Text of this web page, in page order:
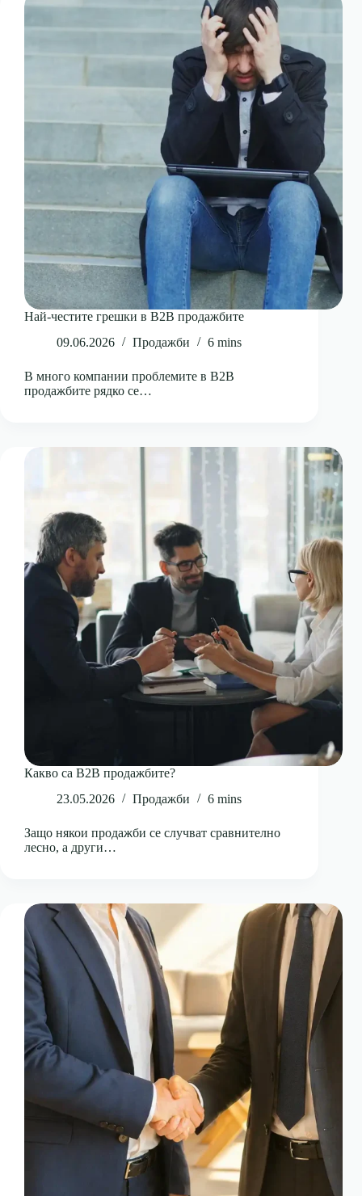
Най-честите грешки в B2B продажбите
09.06.2026
Продажби 6 mins
В много компании проблемите в B2B
продажбите рядко се…
Какво са B2B продажбите?
23.05.2026
Продажби 6 mins
Защо някои продажби се случват сравнително
лесно, а други…